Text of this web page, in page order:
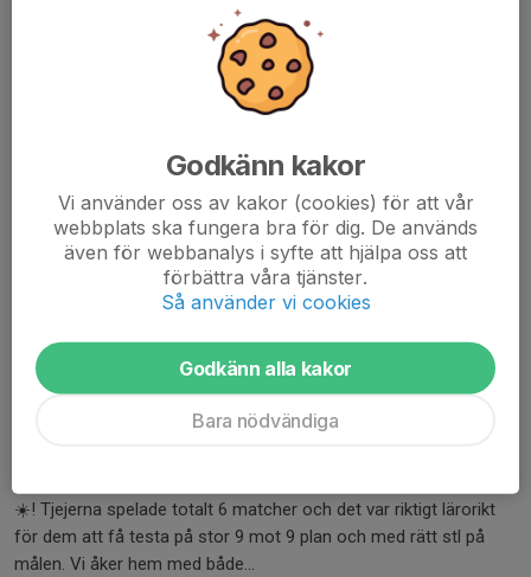
☀️! Tjejerna spelade totalt 6 matcher och det var riktigt lärorikt
för dem att få testa på stor 9 mot 9 plan och med rätt stl på
målen. Vi åker hem med både...
Godkänn kakor
Vi använder oss av kakor (cookies) för att vår
webbplats ska fungera bra för dig. De används
även för webbanalys i syfte att hjälpa oss att
förbättra våra tjänster.
Så använder vi cookies
Godkänn alla kakor
Bara nödvändiga